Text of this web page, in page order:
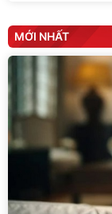
MỚI NHẤT